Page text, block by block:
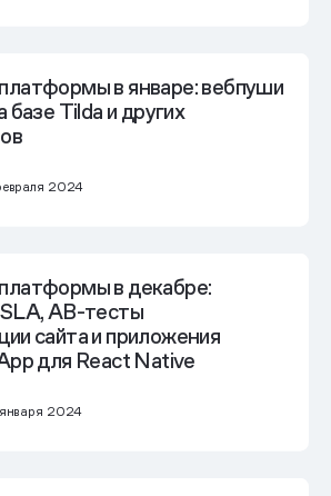
в январе: вебпуши
базе Tilda и других
2024
в декабре:
AB-тесты
сайта и приложения
для React Native
2024